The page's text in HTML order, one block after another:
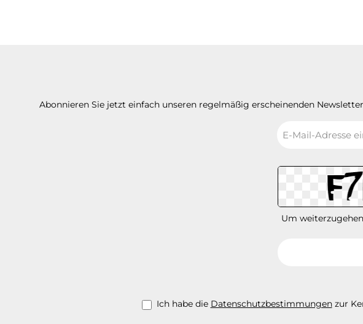
Abonnieren Sie jetzt einfach unseren regelmäßig erscheinenden
Mail-
*
Um
Ich habe die Datenschutzbestimmungenzur